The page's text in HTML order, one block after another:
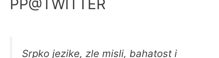
PP@TWITTER
Srpko jezike, zle misli, bahatost i